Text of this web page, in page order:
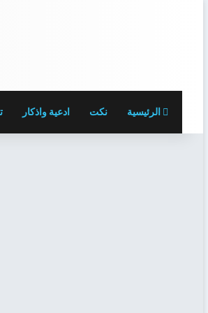
الرئيسية نكت ادعية واذكار